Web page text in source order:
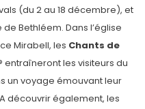
(du 2 au 18 décembre), et
Bethléem. Dans l’église
Mirabell, les Chants de
entraîneront les visiteurs du
un voyage émouvant leur
découvrir également, les